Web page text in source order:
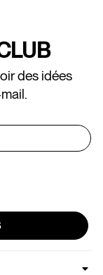
des idées